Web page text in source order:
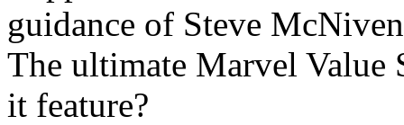
guidance of Steve
The ultimate Marvel
it feature?